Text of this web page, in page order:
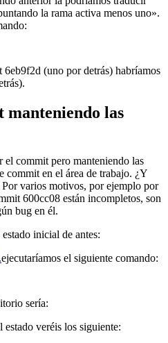
la rama activa menos uno».
6eb9f2d (uno por detrás) habríamos
manteniendo las
commit pero manteniendo las
commit en el área de trabajo. ¿Y
varios motivos, por ejemplo por
600cc08 están incompletos, son
bug en él.
inicial de antes:
ejecutaríamos el siguiente comando:
sería:
estado veréis los siguiente: